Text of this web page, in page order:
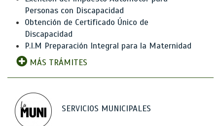
Personas con Discapacidad
Obtención de Certificado Único de
Discapacidad
P.I.M Preparación Integral para la Maternidad
MÁS TRÁMITES
SERVICIOS MUNICIPALES